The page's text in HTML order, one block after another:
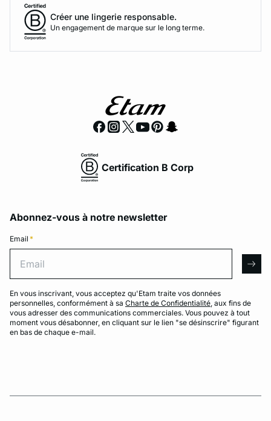
Créer une lingerie responsable.
Un engagement de marque sur le long terme.
Certification B Corp
Abonnez-vous à notre newsletter
Email *
En vous inscrivant, vous acceptez qu'Etam traite vos données
personnelles, conformément à sa Charte de Confidentialité, aux fins de
vous adresser des communications commerciales. Vous pouvez à tout
moment vous désabonner, en cliquant sur le lien "se désinscrire" figurant
en bas de chaque e-mail.